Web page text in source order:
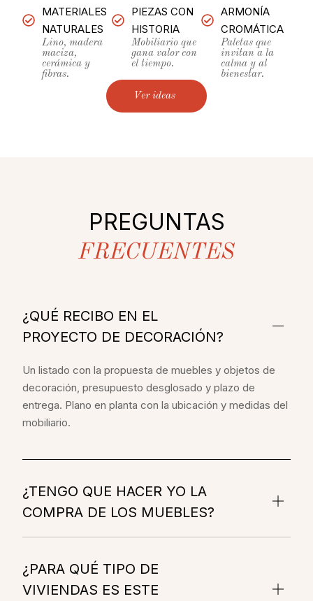
MATERIALES
NATURALES
Lino, madera
maciza,
cerámica y
fibras.
PIEZAS CON
HISTORIA
Mobiliario que
gana valor con
el tiempo.
ARMONÍA
CROMÁTICA
Paletas que
invitan a la
calma y al
bienestar.
Ver ideas
PREGUNTAS
FRECUENTES
¿QUÉ RECIBO EN EL
PROYECTO DE DECORACIÓN?
Un listado con la propuesta de muebles y objetos de
decoración, presupuesto desglosado y plazo de
entrega. Plano en planta con la ubicación y medidas del
mobiliario.
¿TENGO QUE HACER YO LA
COMPRA DE LOS MUEBLES?
¿PARA QUÉ TIPO DE
VIVIENDAS ES ESTE